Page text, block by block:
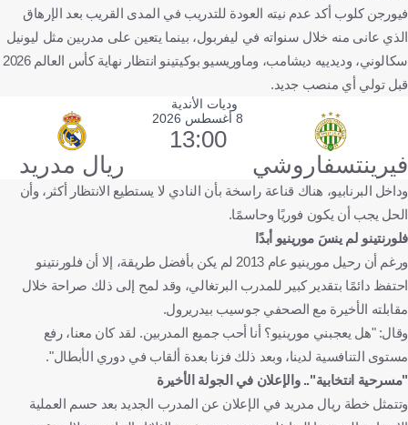
فيورجن كلوب أكد عدم نيته العودة للتدريب في المدى القريب بعد الإرهاق
الذي عانى منه خلال سنواته في ليفربول، بينما يتعين على مدربين مثل ليونيل
سكالوني، وديدييه ديشامب، وماوريسيو بوكيتينو انتظار نهاية كأس العالم 2026
قبل تولي أي منصب جديد.
وديات الأندية
فيرينتسفاروشي
8 أغسطس 2026
13:00
ريال مدريد
وداخل البرنابيو، هناك قناعة راسخة بأن النادي لا يستطيع الانتظار أكثر، وأن
الحل يجب أن يكون فوريًا وحاسمًا.
فلورنتينو لم ينسَ مورينيو أبدًا
ورغم أن رحيل مورينيو عام 2013 لم يكن بأفضل طريقة، إلا أن فلورنتينو
احتفظ دائمًا بتقدير كبير للمدرب البرتغالي، وقد لمح إلى ذلك صراحة خلال
مقابلته الأخيرة مع الصحفي جوسيب بيدريرول.
وقال: "هل يعجبني مورينيو؟ أنا أحب جميع المدربين. لقد كان معنا، رفع
مستوى التنافسية لدينا، وبعد ذلك فزنا بعدة ألقاب في دوري الأبطال".
"مسرحية انتخابية".. والإعلان في الجولة الأخيرة
وتتمثل خطة ريال مدريد في الإعلان عن المدرب الجديد بعد حسم العملية